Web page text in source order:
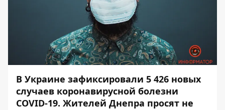
В Украине зафиксировали 5 426 новых
случаев коронавирусной болезни
COVID-19. Жителей Днепра просят не